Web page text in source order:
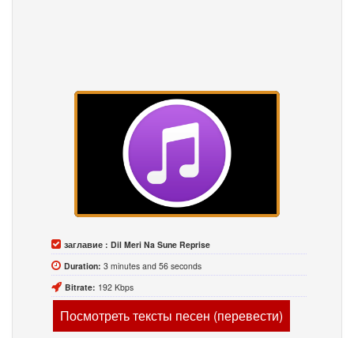
заглавие : Dil Meri Na Sune Reprise
Duration: 3 minutes and 56 seconds
Bitrate: 192 Kbps
Посмотреть тексты песен (перевести)